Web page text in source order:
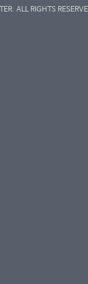
ALL RIGHTS